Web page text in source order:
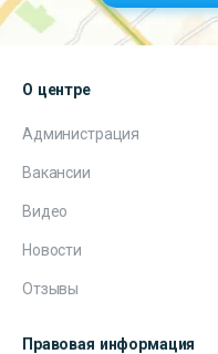
О центре
Администрация
Вакансии
Видео
Новости
Отзывы
Правовая информация